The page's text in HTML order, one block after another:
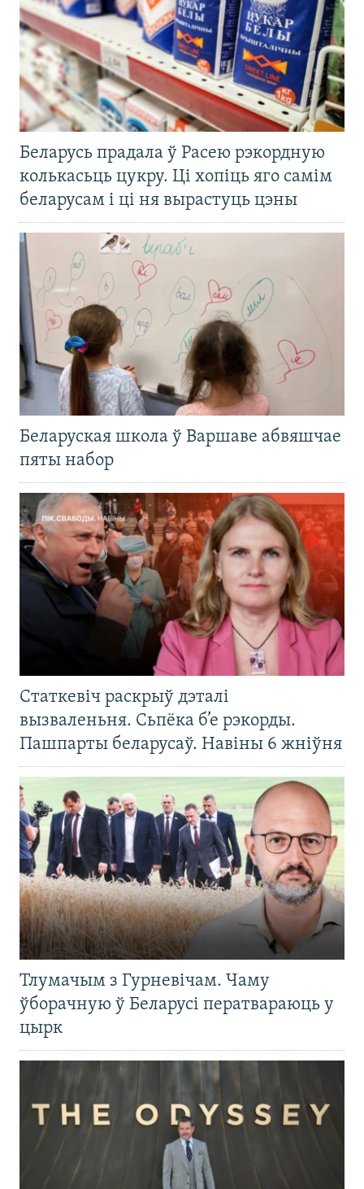
Беларусь прадала ў Расею рэкордную
колькасьць цукру. Ці хопіць яго самім
беларусам і ці ня вырастуць цэны
Беларуская школа ў Варшаве абвяшчае
пяты набор
Статкевіч раскрыў дэталі
вызваленьня. Сьпёка б’е рэкорды.
Пашпарты беларусаў. Навіны 6 жніўня
Тлумачым з Гурневічам. Чаму
ўборачную ў Беларусі ператвараюць у
цырк